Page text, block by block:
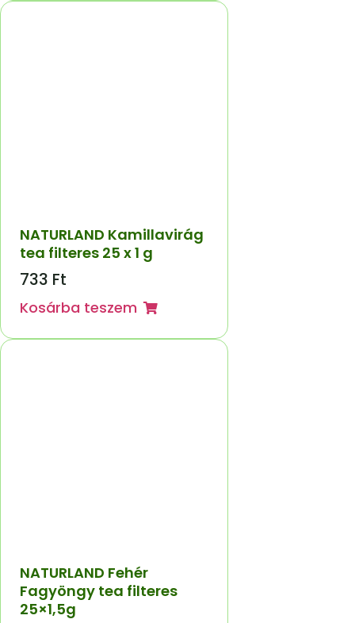
NATURLAND Kamillavirág
tea filteres 25 x 1 g
733 Ft
Kosárba teszem
NATURLAND Fehér
Fagyöngy tea filteres
25×1,5g